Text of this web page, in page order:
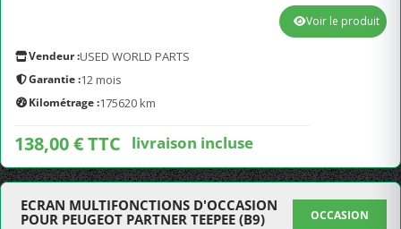
Vendeur :USED WORLD PARTS
Garantie :12 mois
Kilométrage :175620 km
138,00 € TTC livraison incluse
Voir le produit
ECRAN MULTIFONCTIONS D'OCCASION
POUR PEUGEOT PARTNER TEEPEE (B9)
OCCASION